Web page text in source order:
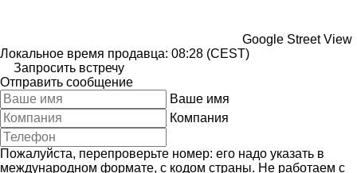
Google Street View
Локальное время продавца: 08:28 (CEST)
Запросить встречу
Отправить сообщение
Ваше имя
Компания
Пожалуйста, перепроверьте номер: его надо указать в
международном формате, с кодом страны. Не работаем с